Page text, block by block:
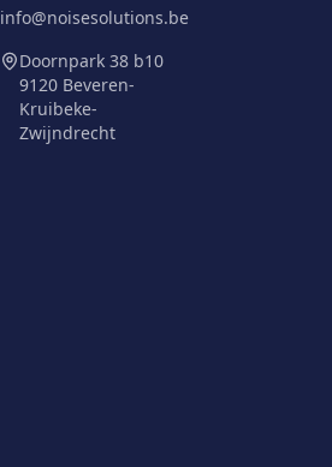
info@noisesolutions.be
Doornpark 38 b10
9120 Beveren-
Kruibeke-
Zwijndrecht